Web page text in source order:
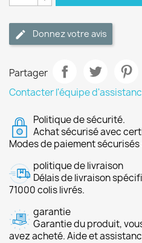
Donnez votre avis
Partager
Contacter l'équipe
Politique de sécurité.
Achat sécurisé avec
Modes de paiement sécurisés
politique de livraison
Délais de livraison
71000 colis livrés.
garantie
Garantie du produit,
avez acheté. Aide et